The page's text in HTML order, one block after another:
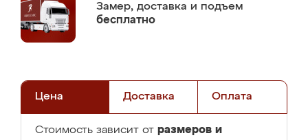
Замер, доставка и подъем
бесплатно
Цена Доставка Оплата
Стоимость зависит от размеров и